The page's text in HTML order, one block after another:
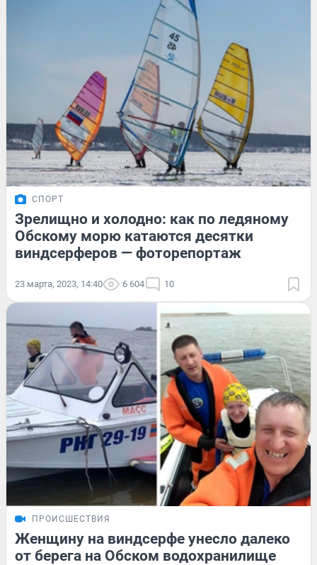
СПОРТ
Зрелищно и холодно: как по ледяному
Обскому морю катаются десятки
виндсерферов — фоторепортаж
23 марта, 2023, 14:40 6 604 10
ПРОИСШЕСТВИЯ
Женщину на виндсерфе унесло далеко
от берега на Обском водохранилище